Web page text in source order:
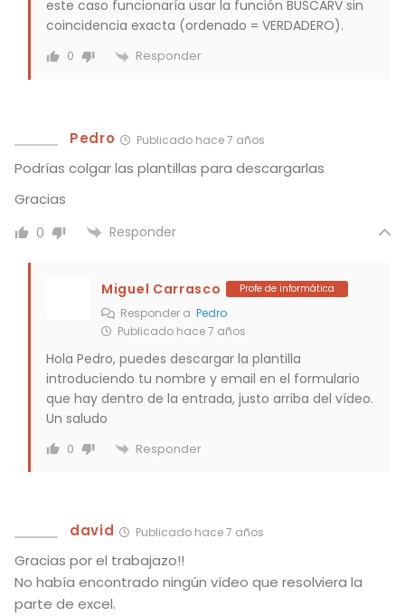
este caso funcionaría usar la función BUSCARV sin
coincidencia exacta (ordenado = VERDADERO).
0 Responder
Pedro Publicado hace 7 años
Podrías colgar las plantillas para descargarlas
Gracias
0 Responder
Miguel Carrasco Profe de informática
Responder a Pedro
Publicado hace 7 años
Hola Pedro, puedes descargar la plantilla
introduciendo tu nombre y email en el formulario
que hay dentro de la entrada, justo arriba del vídeo.
Un saludo
0 Responder
david Publicado hace 7 años
Gracias por el trabajazo!!
No había encontrado ningún vídeo que resolviera la
parte de excel.